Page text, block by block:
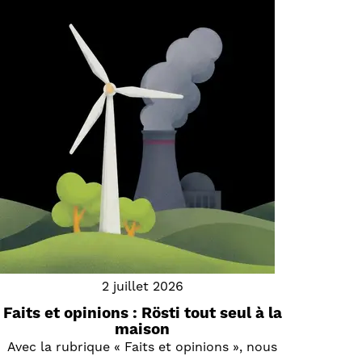
2 juillet 2026
Faits et opinions : Rösti tout seul à la
maison
Avec la rubrique « Faits et opinions », nous